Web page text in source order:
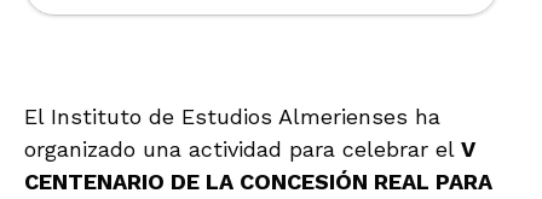
El Instituto de Estudios Almerienses ha
organizado una actividad para celebrar el V
CENTENARIO DE LA CONCESIÓN REAL PARA